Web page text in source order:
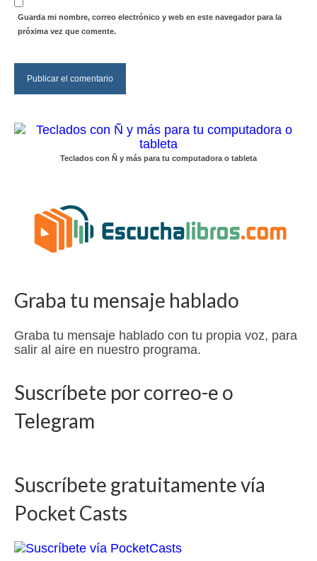
Guarda mi nombre, correo electrónico y web en este navegador para la
próxima vez que comente.
Teclados con Ñ y más para tu computadora o tableta
Graba tu mensaje hablado
Graba tu mensaje hablado con tu propia voz, para
salir al aire en nuestro programa.
Suscríbete por correo-e o
Telegram
Suscríbete gratuitamente vía
Pocket Casts